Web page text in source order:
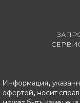
Информация,
офертой, носит